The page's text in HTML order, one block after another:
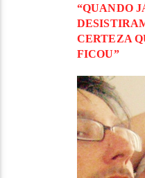
“QUANDO
CERTEZA
FICOU”